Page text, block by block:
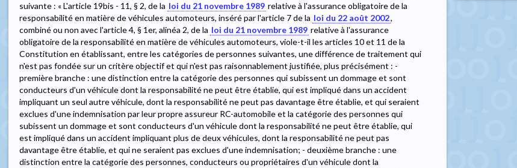
suivante : « L'article 19bis - 11, § 2, de la loi du 21 novembre 1989 relative à l'assurance obligatoire de la
responsabilité en matière de véhicules automoteurs, inséré par l'article 7 de la loi du 22 août 2002,
combiné ou non avec l'article 4, § 1er, alinéa 2, de la loi du 21 novembre 1989 relative à l'assurance
obligatoire de la responsabilité en matière de véhicules automoteurs, viole-t-il les articles 10 et 11 de la
Constitution en établissant, entre les catégories de personnes suivantes, une différence de traitement qui
n'est pas fondée sur un critère objectif et qui n'est pas raisonnablement justifiée, plus précisément : -
première branche : une distinction entre la catégorie des personnes qui subissent un dommage et sont
conducteurs d'un véhicule dont la responsabilité ne peut être établie, qui est impliqué dans un accident
impliquant un seul autre véhicule, dont la responsabilité ne peut pas davantage être établie, et qui seraient
exclues d'une indemnisation par leur propre assureur RC-automobile et la catégorie des personnes qui
subissent un dommage et sont conducteurs d'un véhicule dont la responsabilité ne peut être établie, qui
est impliqué dans un accident impliquant plus de deux véhicules, dont la responsabilité ne peut pas
davantage être établie, et qui ne seraient pas exclues d'une indemnisation; - deuxième branche : une
distinction entre la catégorie des personnes, conducteurs ou propriétaires d'un véhicule dont la